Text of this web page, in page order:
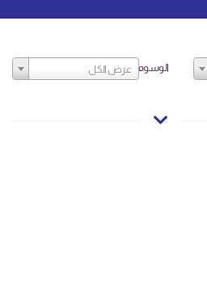
الوسوم عرض الكل